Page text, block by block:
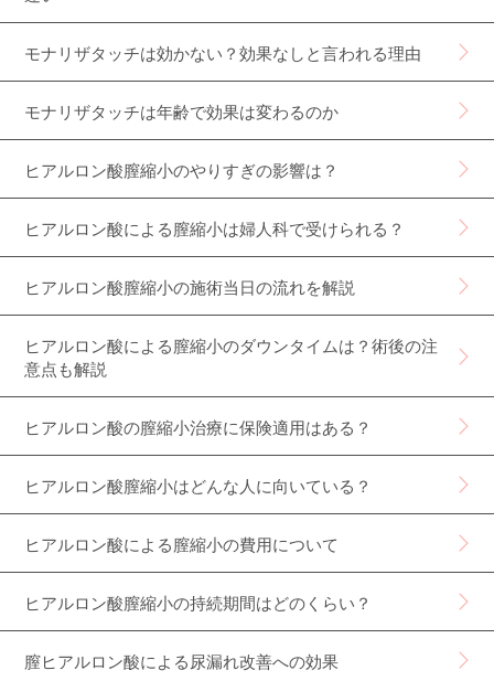
モナリザタッチは効かない？効果なしと言われる理由
モナリザタッチは年齢で効果は変わるのか
ヒアルロン酸膣縮小のやりすぎの影響は？
ヒアルロン酸による膣縮小は婦人科で受けられる？
ヒアルロン酸膣縮小の施術当日の流れを解説
ヒアルロン酸による膣縮小のダウンタイムは？術後の注
意点も解説
ヒアルロン酸の膣縮小治療に保険適用はある？
ヒアルロン酸膣縮小はどんな人に向いている？
ヒアルロン酸による膣縮小の費用について
ヒアルロン酸膣縮小の持続期間はどのくらい？
膣ヒアルロン酸による尿漏れ改善への効果